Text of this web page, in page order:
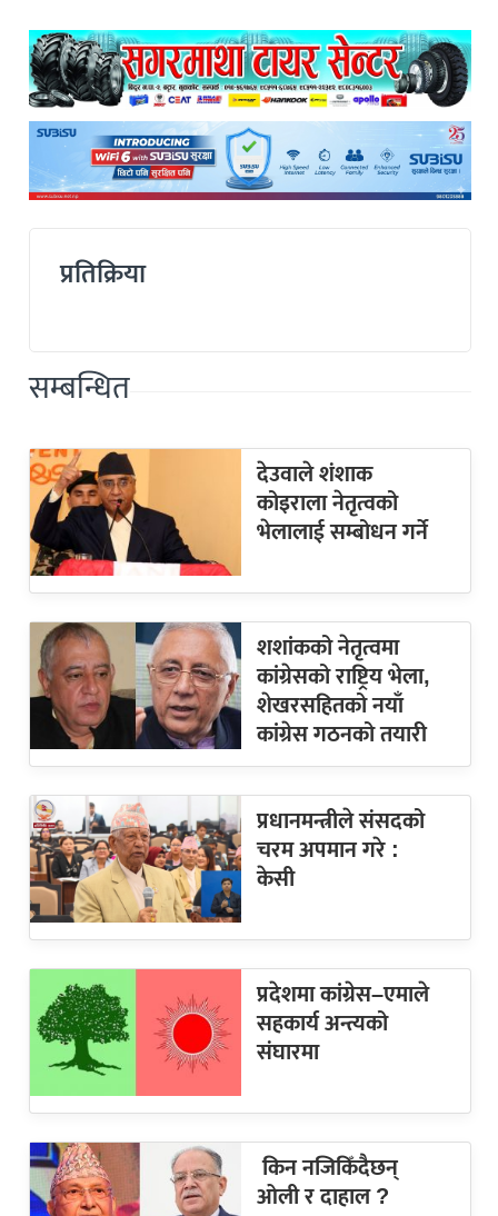
प्रतिक्रिया
सम्बन्धित
देउवाले शंशाक
कोइराला नेतृत्वको
भेलालाई सम्बोधन गर्ने
शशांकको नेतृत्वमा
कांग्रेसको राष्ट्रिय भेला,
शेखरसहितको नयाँ
कांग्रेस गठनको तयारी
प्रधानमन्त्रीले संसदको
चरम अपमान गरे :
केसी
प्रदेशमा कांग्रेस–एमाले
सहकार्य अन्त्यको
संघारमा
किन नजिकिँदैछन्
ओली र दाहाल ?